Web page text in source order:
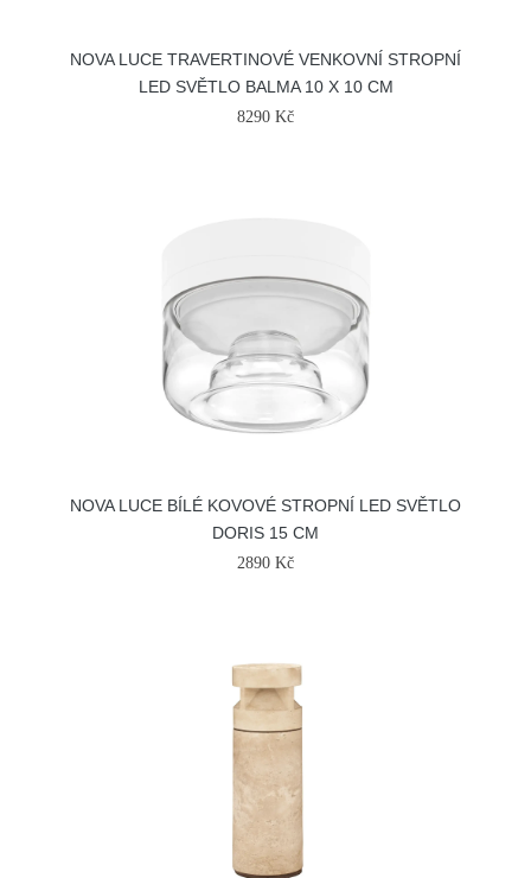
NOVA LUCE TRAVERTINOVÉ VENKOVNÍ STROPNÍ
LED SVĚTLO BALMA 10 X 10 CM
8290 Kč
NOVA LUCE BÍLÉ KOVOVÉ STROPNÍ LED SVĚTLO
DORIS 15 CM
2890 Kč